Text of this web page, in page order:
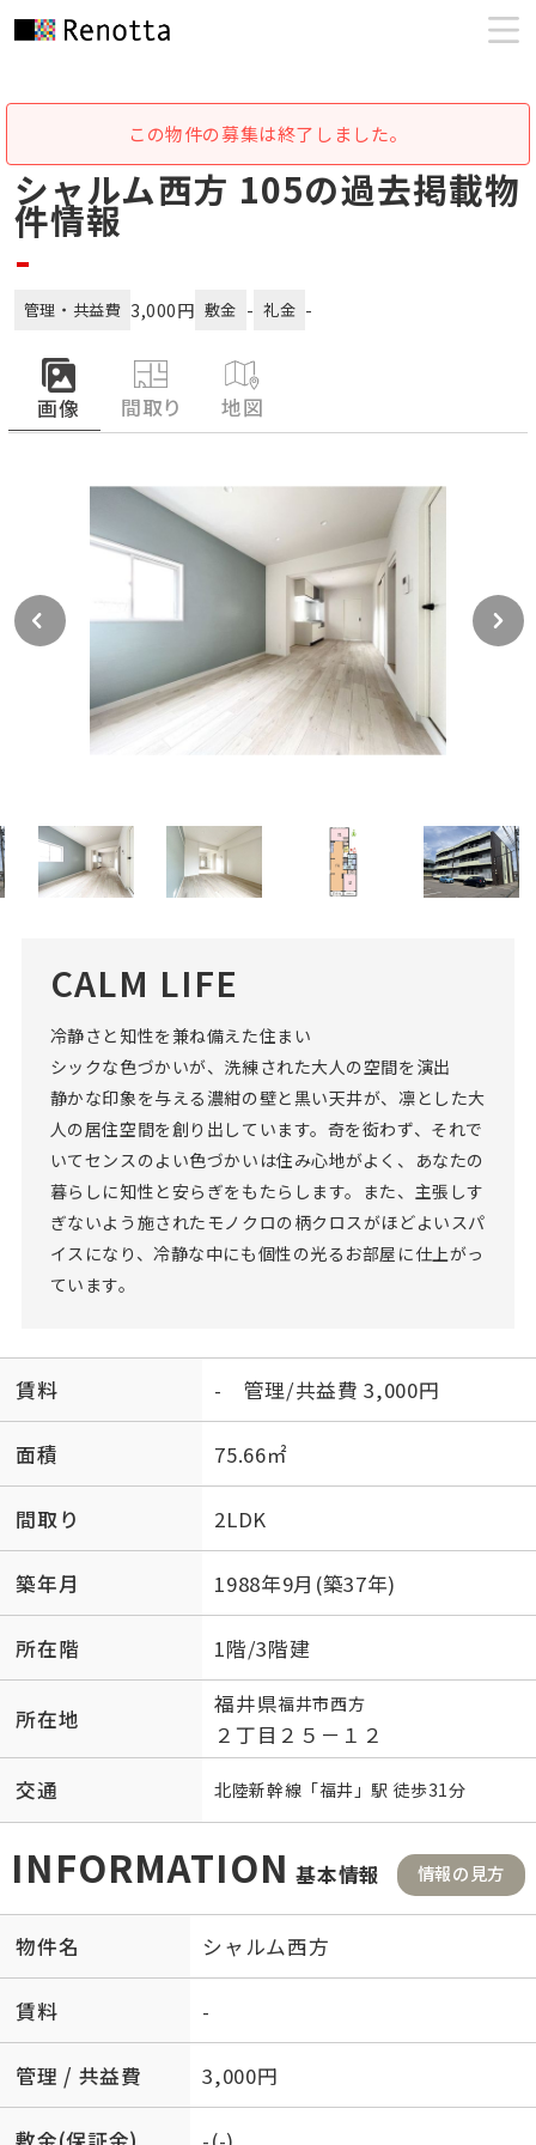
この物件の募集は終了しました。
シャルム西方 105の過去掲載物
件情報
-
管理・共益費 3,000円 敷金 - 礼金 -
画像 間取り 地図
CALM LIFE
冷静さと知性を兼ね備えた住まい
シックな色づかいが、洗練された大人の空間を演出
静かな印象を与える濃紺の壁と黒い天井が、凛とした大
人の居住空間を創り出しています。奇を衒わず、それで
いてセンスのよい色づかいは住み心地がよく、あなたの
暮らしに知性と安らぎをもたらします。また、主張しす
ぎないよう施されたモノクロの柄クロスがほどよいスパ
イスになり、冷静な中にも個性の光るお部屋に仕上がっ
ています。
賃料 - 管理/共益費 3,000円
面積 75.66㎡
間取り 2LDK
築年月 1988年9月(築37年)
所在階 1階/3階建
所在地
福井県福井市西方
２丁目２５－１２
交通
北陸新幹線 「福井 」駅 徒歩31分
INFORMATION 基本情報 情報の見方
物件名 シャルム西方
賃料 -
管理 / 共益費 3,000円